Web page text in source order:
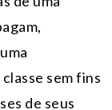
sem fins
de seus